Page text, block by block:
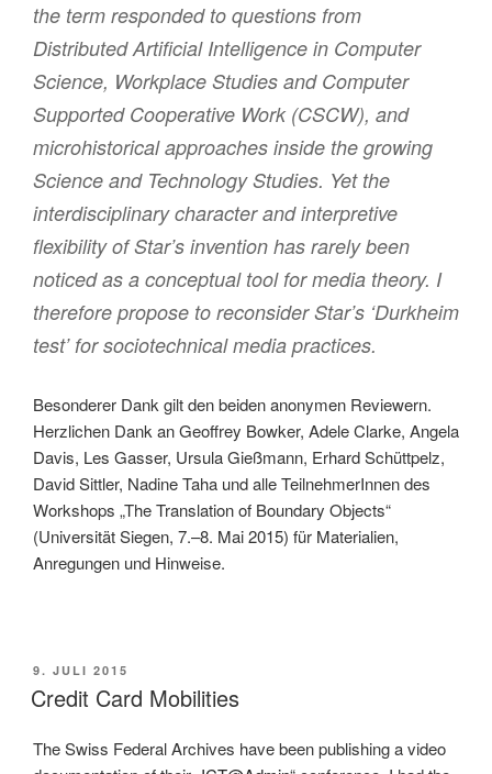
the term responded to questions from
Distributed Artificial Intelligence in Computer
Science, Workplace Studies and Computer
Supported Cooperative Work (CSCW), and
microhistorical approaches inside the growing
Science and Technology Studies. Yet the
interdisciplinary character and interpretive
flexibility of Star’s invention has rarely been
noticed as a conceptual tool for media theory. I
therefore propose to reconsider Star’s ‘Durkheim
test’ for sociotechnical media practices.
Besonderer Dank gilt den beiden anonymen Reviewern.
Herzlichen Dank an Geoffrey Bowker, Adele Clarke, Angela
Davis, Les Gasser, Ursula Gießmann, Erhard Schüttpelz,
David Sittler, Nadine Taha und alle TeilnehmerInnen des
Workshops „The Translation of Boundary Objects“
(Universität Siegen, 7.–8. Mai 2015) für Materialien,
Anregungen und Hinweise.
VERÖFFENTLICHT
AM
9. JULI 2015
Credit Card Mobilities
The Swiss Federal Archives have been publishing a video